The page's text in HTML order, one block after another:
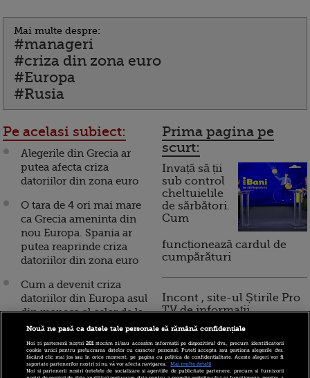
Mai multe despre:
#manageri
#criza din zona euro
#Europa
#Rusia
Pe acelasi subiect:
Alegerile din Grecia ar
putea afecta criza
datoriilor din zona euro
O tara de 4 ori mai mare
ca Grecia ameninta din
nou Europa. Spania ar
putea reaprinde criza
datoriilor din zona euro
Cum a devenit criza
datoriilor din Europa asul
din maneca al celor de la
Google
Merkel, acuzata ca nu
face nimic pentru a
Prima pagina pe
scurt:
Invață să ții
sub control
cheltuielile
de sărbători.
Cum
funcționează cardul de
cumpărături
Incont , site-ul Știrile Pro
TV de informații
economice și educație
financiară, a devenit iBani
Nouă ne pasă ca datele tale personale să rămână confidențiale
Noi și partenerii noștri201stocăm și/sau accesăm informații pe dispozitivul dvs., precum identificatorii
cookie unici pentru prelucrarea datelor cu caracter personal. Puteți accepta sau gestiona alegerile dvs.
făcând clic mai jos sau în orice moment, pe pagina cu politica de confidențialitate. Aceste alegeri vor fi
raportate partenerilor noștri și nu vă vor afecta navigarea.
Mai multe detalii
Noi si partenerii nostri (retelele de socializare si agentiile de publicitate partenere, precum si furnizorii